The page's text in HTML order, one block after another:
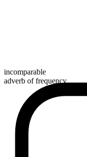
incomparable
adverb of frequency